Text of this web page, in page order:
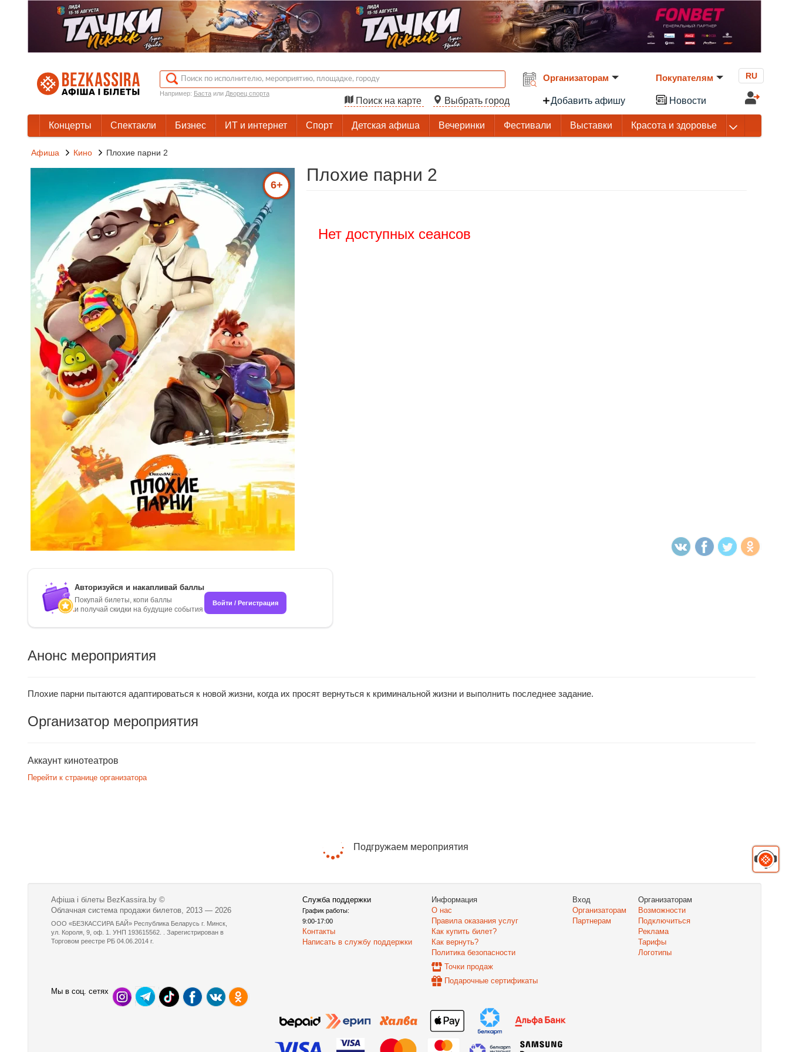
Например: Бастаили Дворец спорта
Поиск на карте Выбрать город
Организаторам
Добавить афишу
Покупателям
Новости
RU
Концерты Спектакли Бизнес ИТ и интернет Спорт Детская афиша Вечеринки Фестивали Выставки Красота и здоровье
Афиша Кино Плохие парни 2
6+
Плохие парни 2
Нет доступных сеансов
Авторизуйся и накапливай баллы
Покупай билеты, копи баллы
и получай скидки на будущие события
Войти / Регистрация
Анонс мероприятия
Плохие парни пытаются адаптироваться к новой жизни, когда их просят вернуться к криминальной жизни и выполнить последнее задание.
Организатор мероприятия
Аккаунт кинотеатров
Перейти к странице организатора
Подгружаем мероприятия
Афіша і білеты BezKassira.by ©
Облачная система продажи билетов, 2013 — 2026
ООО «БЕЗКАССИРА БАЙ» Республика Беларусь г. Минск,
ул. Короля, 9, оф. 1. УНП 193615562. . Зарегистрирован в
Торговом реестре РБ 04.06.2014 г.
Служба поддержки
График работы:
9:00-17:00
Контакты
Написать в службу поддержки
Информация
О нас
Правила оказания услуг
Как купить билет?
Как вернуть?
Политика безопасности
Точки продаж
Подарочные сертификаты
Вход
Организаторам
Партнерам
Организаторам
Возможности
Подключиться
Реклама
Тарифы
Логотипы
Мы в соц. сетях